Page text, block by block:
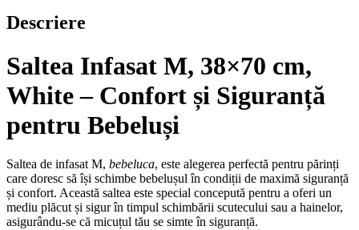
Descriere
Saltea Infasat M, 38×70 cm,
White – Confort și Siguranță
pentru Bebeluși
Saltea de infasat M, bebeluca, este alegerea perfectă pentru părinți
care doresc să își schimbe bebelușul în condiții de maximă siguranță
și confort. Această saltea este special concepută pentru a oferi un
mediu plăcut și sigur în timpul schimbării scutecului sau a hainelor,
asigurându-se că micuțul tău se simte în siguranță.